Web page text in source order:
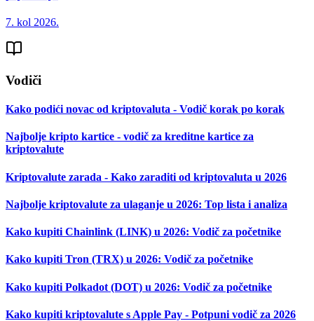
7. kol 2026.
Vodiči
Kako podići novac od kriptovaluta - Vodič korak po korak
Najbolje kripto kartice - vodič za kreditne kartice za
kriptovalute
Kriptovalute zarada - Kako zaraditi od kriptovaluta u 2026
Najbolje kriptovalute za ulaganje u 2026: Top lista i analiza
Kako kupiti Chainlink (LINK) u 2026: Vodič za početnike
Kako kupiti Tron (TRX) u 2026: Vodič za početnike
Kako kupiti Polkadot (DOT) u 2026: Vodič za početnike
Kako kupiti kriptovalute s Apple Pay - Potpuni vodič za 2026